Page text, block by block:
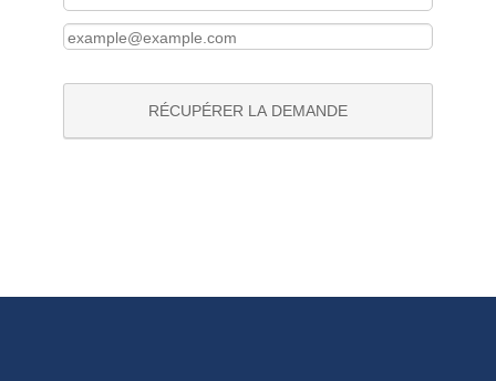
Courriel de confirmation
RÉCUPÉRER LA DEMANDE